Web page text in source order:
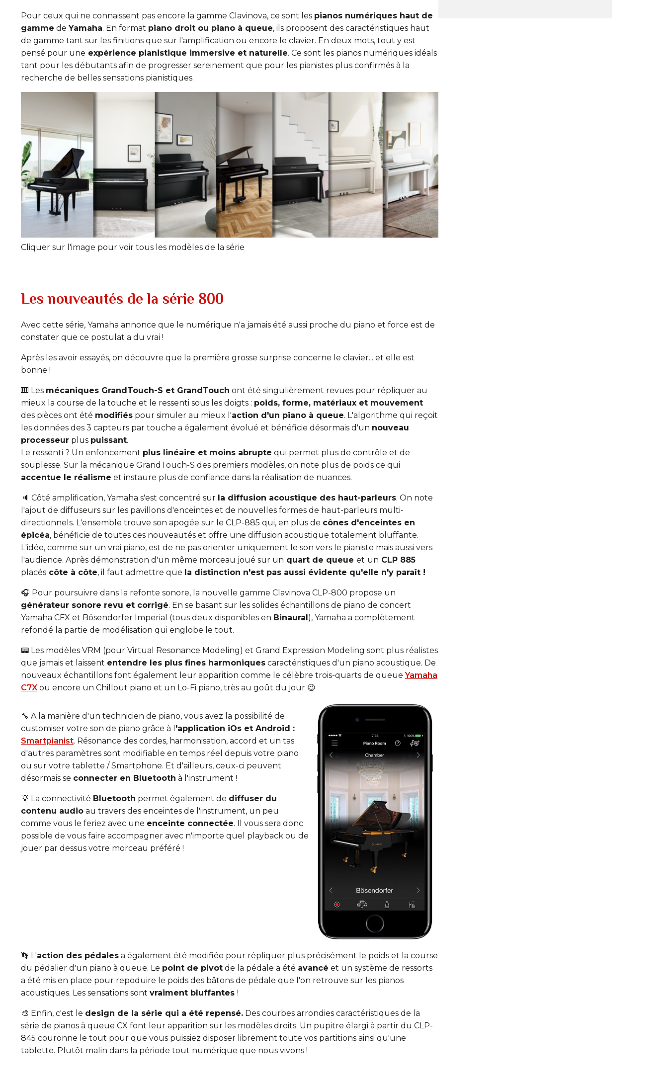
Pour ceux qui ne connaissent pas encore la gamme Clavinova, ce sont les pianos numériques haut de
gamme de Yamaha. En format piano droit ou piano à queue, ils proposent des caractéristiques haut
de gamme tant sur les finitions que sur l'amplification ou encore le clavier. En deux mots, tout y est
pensé pour une expérience pianistique immersive et naturelle. Ce sont les pianos numériques idéals
tant pour les débutants afin de progresser sereinement que pour les pianistes plus confirmés à la
recherche de belles sensations pianistiques.
Cliquer sur l'image pour voir tous les modèles de la série
Les nouveautés de la série 800
Avec cette série, Yamaha annonce que le numérique n'a jamais été aussi proche du piano et force est de
constater que ce postulat a du vrai !
Après les avoir essayés, on découvre que la première grosse surprise concerne le clavier... et elle est
bonne !
🎹 Les mécaniques GrandTouch-S et GrandTouch ont été singulièrement revues pour répliquer au
mieux la course de la touche et le ressenti sous les doigts : poids, forme, matériaux et mouvement
des pièces ont été modifiés pour simuler au mieux l'action d'un piano à queue. L'algorithme qui reçoit
les données des 3 capteurs par touche a également évolué et bénéficie désormais d'un nouveau
processeur plus puissant.
Le ressenti ? Un enfoncement plus linéaire et moins abrupte qui permet plus de contrôle et de
souplesse. Sur la mécanique GrandTouch-S des premiers modèles, on note plus de poids ce qui
accentue le réalisme et instaure plus de confiance dans la réalisation de nuances.
🔈 Côté amplification, Yamaha s'est concentré sur la diffusion acoustique des haut-parleurs. On note
l'ajout de diffuseurs sur les pavillons d'enceintes et de nouvelles formes de haut-parleurs multi-
directionnels. L'ensemble trouve son apogée sur le CLP-885 qui, en plus de cônes d'enceintes en
épicéa, bénéficie de toutes ces nouveautés et offre une diffusion acoustique totalement bluffante.
L'idée, comme sur un vrai piano, est de ne pas orienter uniquement le son vers le pianiste mais aussi vers
l'audience. Après démonstration d'un même morceau joué sur un quart de queue et un CLP 885
placés côte à côte, il faut admettre que la distinction n'est pas aussi évidente qu'elle n'y paraît !
🎧 Pour poursuivre dans la refonte sonore, la nouvelle gamme Clavinova CLP-800 propose un
générateur sonore revu et corrigé. En se basant sur les solides échantillons de piano de concert
Yamaha CFX et Bösendorfer Imperial (tous deux disponibles en Binaural), Yamaha a complètement
refondé la partie de modélisation qui englobe le tout.
📟 Les modèles VRM (pour Virtual Resonance Modeling) et Grand Expression Modeling sont plus réalistes
que jamais et laissent entendre les plus fines harmoniques caractéristiques d'un piano acoustique. De
nouveaux échantillons font également leur apparition comme le célèbre trois-quarts de queueYamaha
C7X ou encore un Chillout piano et un Lo-Fi piano, très au goût du jour 😉
🔧 A la manière d'un technicien de piano, vous avez la possibilité de
customiser votre son de piano grâce à l 'application iOs et Android :
Smartpianist. Résonance des cordes, harmonisation, accord et un tas
d'autres paramètres sont modifiable en temps réel depuis votre piano
ou sur votre tablette / Smartphone. Et d'ailleurs, ceux-ci peuvent
désormais se connecter en Bluetooth à l'instrument !
💡 La connectivité Bluetooth permet également de diffuser du
contenu audio au travers des enceintes de l'instrument, un peu
comme vous le feriez avec une enceinte connectée. Il vous sera donc
possible de vous faire accompagner avec n'importe quel playback ou de
jouer par dessus votre morceau préféré !
👣 L'action des pédales a également été modifiée pour répliquer plus précisément le poids et la course
du pédalier d'un piano à queue. Le point de pivot de la pédale a été avancé et un système de ressorts
a été mis en place pour repoduire le poids des bâtons de pédale que l'on retrouve sur les pianos
acoustiques. Les sensations sont vraiment bluffantes !
🎨 Enfin, c'est le design de la série qui a été repensé. Des courbes arrondies caractéristiques de la
série de pianos à queue CX font leur apparition sur les modèles droits. Un pupitre élargi à partir du CLP-
845 couronne le tout pour que vous puissiez disposer librement toute vos partitions ainsi qu'une
tablette. Plutôt malin dans la période tout numérique que nous vivons !